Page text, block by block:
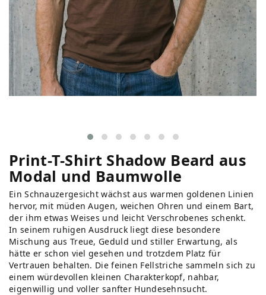
Print-T-Shirt Shadow Beard aus
Modal und Baumwolle
Ein Schnauzergesicht wächst aus warmen goldenen Linien
hervor, mit müden Augen, weichen Ohren und einem Bart,
der ihm etwas Weises und leicht Verschrobenes schenkt.
In seinem ruhigen Ausdruck liegt diese besondere
Mischung aus Treue, Geduld und stiller Erwartung, als
hätte er schon viel gesehen und trotzdem Platz für
Vertrauen behalten. Die feinen Fellstriche sammeln sich zu
einem würdevollen kleinen Charakterkopf, nahbar,
eigenwillig und voller sanfter Hundesehnsucht.